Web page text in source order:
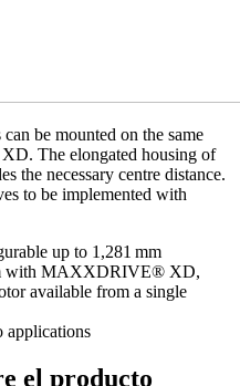
be mounted on the same
The elongated housing of
the necessary centre distance.
to be implemented with
up to 1,281 mm
with MAXXDRIVE® XD,
available from a single
applications
el producto